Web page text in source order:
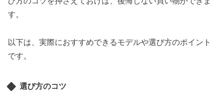
す。
以下は、実際におすすめできるモデルや選び方のポイント
です。
選び方のコツ